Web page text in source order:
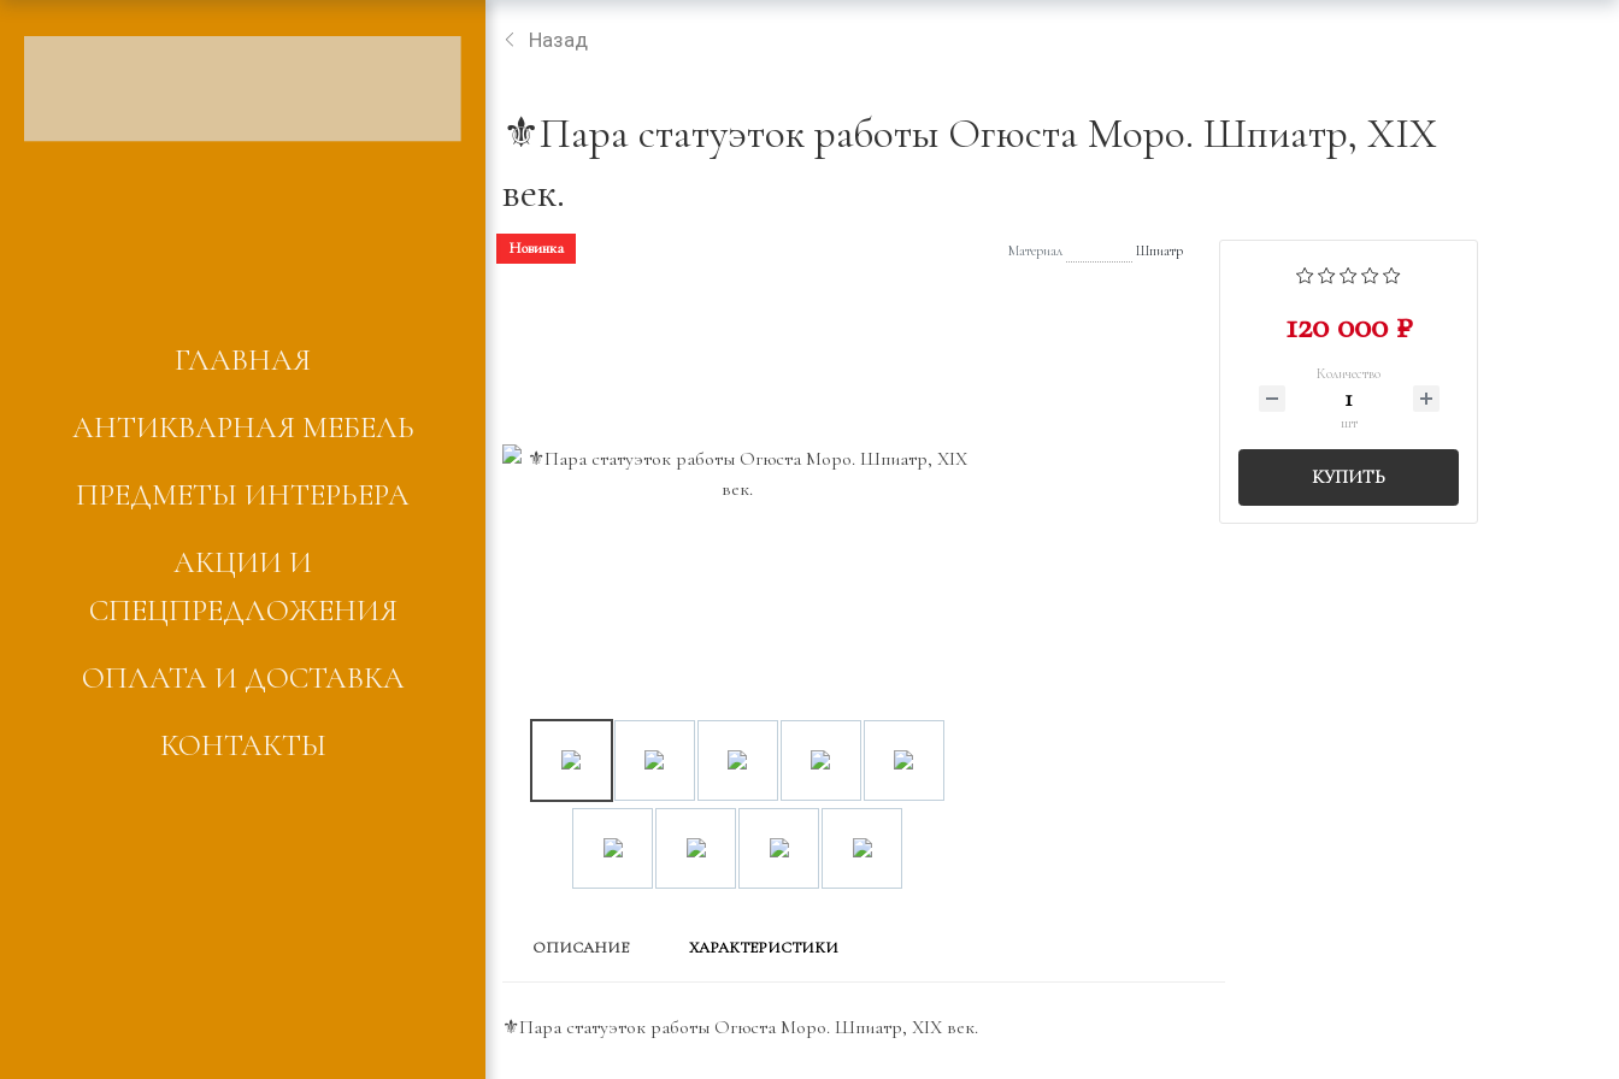
ГЛАВНАЯ
АНТИКВАРНАЯ МЕБЕЛЬ
ПРЕДМЕТЫ ИНТЕРЬЕРА
АКЦИИ И
СПЕЦПРЕДЛОЖЕНИЯ
ОПЛАТА И ДОСТАВКА
КОНТАКТЫ
Назад
⚜️Пара статуэток работы Огюста Моро. Шпиатр, XIX
век.
Новинка Материал Шпиатр
120 000 ₽
Количество
шт
КУПИТЬ
ОПИСАНИЕ ХАРАКТЕРИСТИКИ
⚜️Пара статуэток работы Огюста Моро. Шпиатр, XIX век.